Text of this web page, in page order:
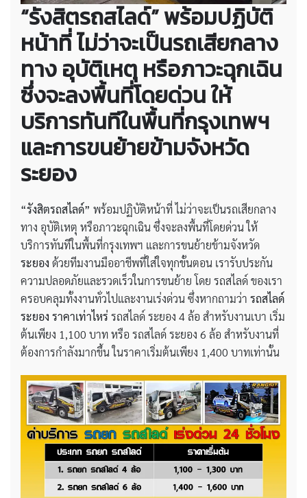
“รังสิตรถสไลด์” พร้อมปฏิบัติ
หน้าที่ ไม่ว่าจะเป็นรถเสียกลาง
ทาง อุบัติเหตุ หรือภาวะฉุกเฉิน
ซึ่งจะลงพื้นที่โดยด่วน ให้
บริการทันทีในพื้นที่กรุงเทพฯ
และการขนย้ายข้ามจังหวัด
ระยอง
“รังสิตรถสไลด์” พร้อมปฏิบัติหน้าที่ ไม่ว่าจะเป็นรถเสียกลาง
ทาง อุบัติเหตุ หรือภาวะฉุกเฉิน ซึ่งจะลงพื้นที่โดยด่วน ให้
บริการทันทีในพื้นที่กรุงเทพฯ และการขนย้ายข้ามจังหวัด
ระยอง ด้วยทีมงานมืออาชีพที่ใส่ใจทุกขั้นตอน เรารับประกัน
ความปลอดภัยและรวดเร็วในการขนย้าย โดย รถสไลด์ ของเรา
ครอบคลุมทั้งงานทั่วไปและงานเร่งด่วน ซึ่งหากถามว่า รถสไลด์
ระยอง ราคาเท่าไหร่ รถสไลด์ ระยอง 4 ล้อ สำหรับงานเบา เริ่ม
ต้นเพียง 1,100 บาท หรือ รถสไลด์ ระยอง 6 ล้อ สำหรับงานที่
ต้องการกำลังมากขึ้น ในราคาเริ่มต้นเพียง 1,400 บาทเท่านั้น